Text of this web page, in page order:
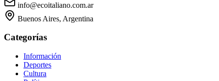
info@ecoitaliano.com.ar
Buenos Aires, Argentina
Categorías
Información
Deportes
Cultura